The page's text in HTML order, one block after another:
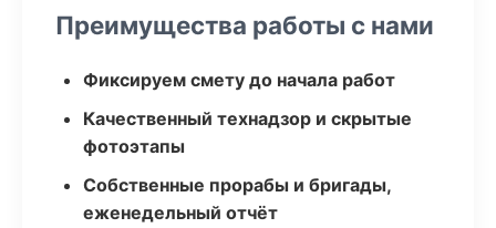
Преимущества работы с нами
Фиксируем смету до начала работ
Качественный технадзор и скрытые
фотоэтапы
Собственные прорабы и бригады,
еженедельный отчёт